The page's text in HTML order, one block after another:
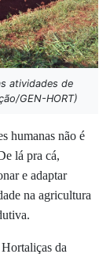
atividades de
GEN-HORT)
humanas não é
lá pra cá,
e adaptar
na agricultura
da